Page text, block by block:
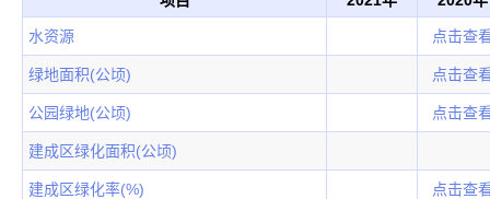
水资源 点击查
绿地面积(公顷) 点击查
公园绿地(公顷) 点击查
建成区绿化面积(公顷)
建成区绿化率(%) 点击查